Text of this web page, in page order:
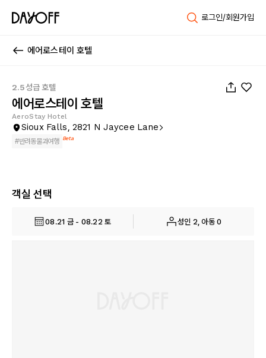
로그인/회원가입
에어로스테이 호텔
2.5성급 호텔
에어로스테이 호텔
AeroStay Hotel
Sioux Falls, 2821 N Jaycee Lane
#반려동물과여행 Beta
객실 선택
08.21 금 - 08.22 토 성인 2, 아동 0